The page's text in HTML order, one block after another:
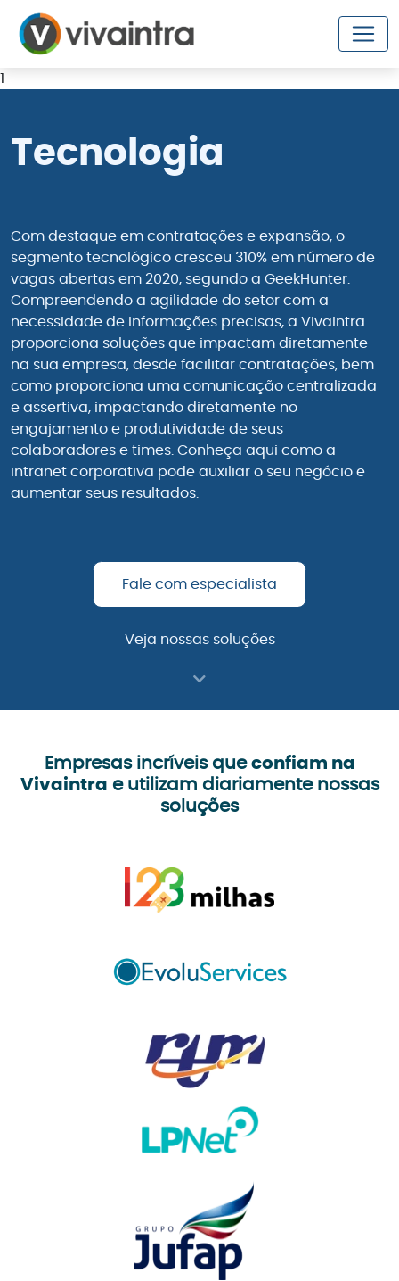
1
Tecnologia
Com destaque em contratações e expansão, o
segmento tecnológico cresceu 310% em número de
vagas abertas em 2020, segundo a GeekHunter.
Compreendendo a agilidade do setor com a
necessidade de informações precisas, a Vivaintra
proporciona soluções que impactam diretamente
na sua empresa, desde facilitar contratações, bem
como proporciona uma comunicação centralizada
e assertiva, impactando diretamente no
engajamento e produtividade de seus
colaboradores e times. Conheça aqui como a
intranet corporativa pode auxiliar o seu negócio e
aumentar seus resultados.
Fale com especialista
Veja nossas soluções
Empresas incríveis que confiam na
Vivaintra e utilizam diariamente nossas
soluções